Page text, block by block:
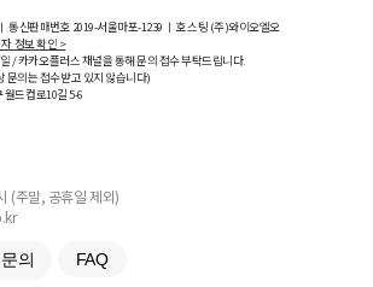
통신판매번호 2019-서울마포-1239 ㅣ 호스팅 (주)와이오엘오
정보 확인 >
/ 카카오플러스 채널을 통해 문의 접수 부탁드립니다.
문의는 접수받고 있지 않습니다)
월드컵로10길5-6
(주말, 공휴일 제외)
의 FAQ